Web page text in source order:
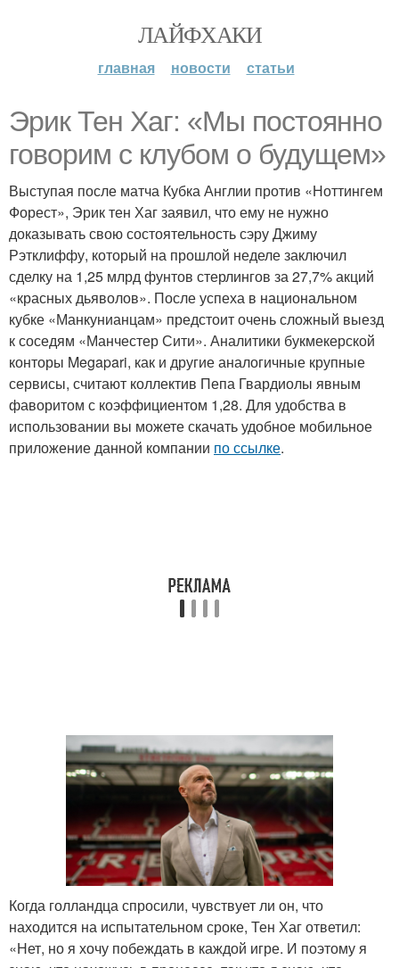
ЛАЙФХАКИ
главная новости статьи
Эрик Тен Хаг: «Мы постоянно
говорим с клубом о будущем»
Выступая после матча Кубка Англии против «Ноттингем
Форест», Эрик тен Хаг заявил, что ему не нужно
доказывать свою состоятельность сэру Джиму
Рэтклиффу, который на прошлой неделе заключил
сделку на 1,25 млрд фунтов стерлингов за 27,7% акций
«красных дьяволов». После успеха в национальном
кубке «Манкунианцам» предстоит очень сложный выезд
к соседям «Манчестер Сити». Аналитики букмекерской
конторы Megapari, как и другие аналогичные крупные
сервисы, считают коллектив Пепа Гвардиолы явным
фаворитом с коэффициентом 1,28. Для удобства в
использовании вы можете скачать удобное мобильное
приложение данной компании по ссылке.
Когда голландца спросили, чувствует ли он, что
находится на испытательном сроке, Тен Хаг ответил:
«Нет, но я хочу побеждать в каждой игре. И поэтому я